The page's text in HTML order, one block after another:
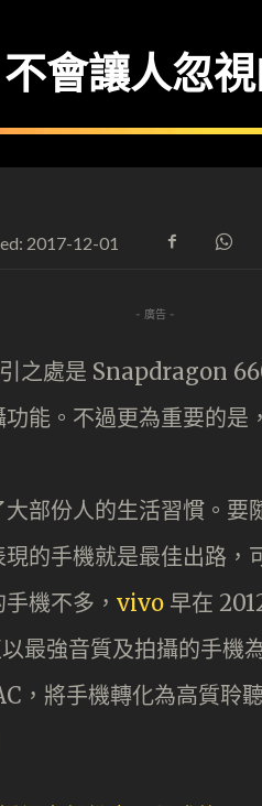
會讓人忽視
2017-12-01
- 廣告 -
之處是 Snapdragon
能。不過更為重要的
部份人的生活習慣。要
的手機就是最佳出路，
機不多， vivo 早在
最強音質及拍攝的手機
，將手機轉化為高質聆